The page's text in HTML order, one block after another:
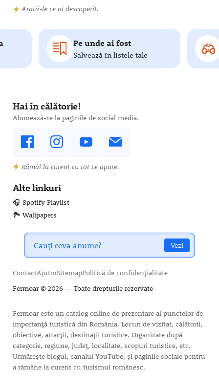
Arată-le ce ai descoperit.
Pe unde ai fost
Salvează în listele tale
Hai în călătorie!
Abonează-te la paginile de social media.
Rămâi la curent cu tot ce apare.
Alte linkuri
🎧 Spotify Playlist
🏞️ Wallpapers
Vezi
ContactAjutorSitemapPolitică de confidențialitate
Fermoar© 2026 — Toate drepturile rezervate
Fermoar este un catalog online de prezentare al punctelor de
importanță turistică din România. Locuri de vizitat, călătorii,
obiective, atracții, destinații turistice. Organizate după
categorie, regiune, județ, localitate, scopuri turistice, etc.
Urmărește blogul, canalul YouTube, și paginile sociale pentru
a rămâne la curent cu turismul românesc.